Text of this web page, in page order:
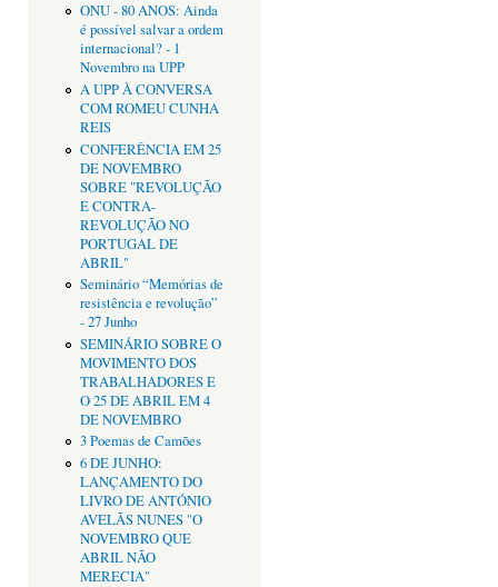
ONU - 80 ANOS: Ainda
é possível salvar a ordem
internacional? - 1
Novembro na UPP
A UPP À CONVERSA
COM ROMEU CUNHA
REIS
CONFERÊNCIA EM 25
DE NOVEMBRO
SOBRE "REVOLUÇÃO
E CONTRA-
REVOLUÇÃO NO
PORTUGAL DE
ABRIL"
Seminário “Memórias de
resistência e revolução”
- 27 Junho
SEMINÁRIO SOBRE O
MOVIMENTO DOS
TRABALHADORES E
O 25 DE ABRIL EM 4
DE NOVEMBRO
3 Poemas de Camões
6 DE JUNHO:
LANÇAMENTO DO
LIVRO DE ANTÓNIO
AVELÃS NUNES "O
NOVEMBRO QUE
ABRIL NÃO
MERECIA"